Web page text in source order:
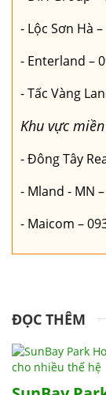
- Lộc Sơn Hà
- Enterland –
- Tấc Vàng
Khu vực
- Đông Tây
- Mland - MN
- Maicom –
ĐỌC THÊM